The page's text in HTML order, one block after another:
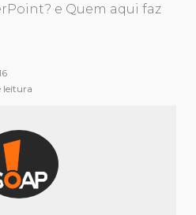
e Quem aqui faz
leitura